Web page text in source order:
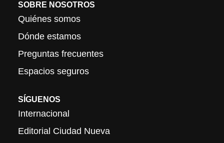
SOBRE NOSOTROS
Quiénes somos
Dónde estamos
Preguntas frecuentes
Espacios seguros
SÍGUENOS
Internacional
Editorial Ciudad Nueva